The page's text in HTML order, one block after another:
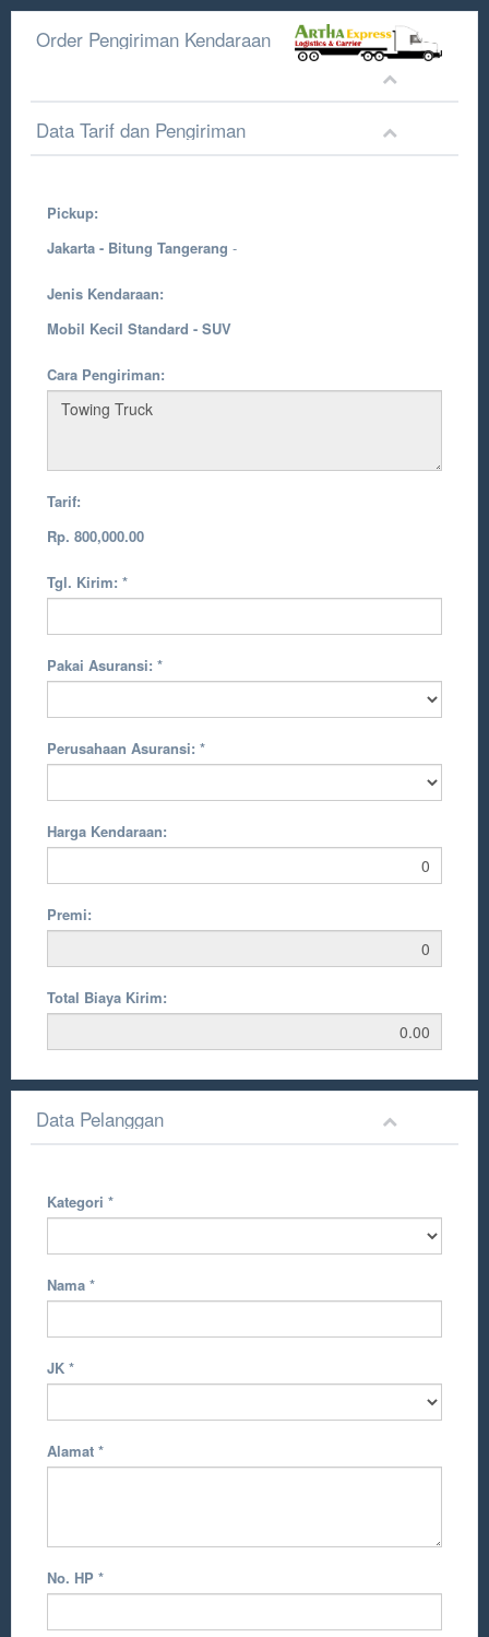
Order Pengiriman Kendaraan
Data Tarif dan Pengiriman
Pickup:
Jakarta - Bitung Tangerang -
Jenis Kendaraan:
Mobil Kecil Standard - SUV
Cara Pengiriman:
Tarif:
Rp. 800,000.00
Tgl. Kirim: *
Pakai Asuransi: *
Perusahaan Asuransi: *
Harga Kendaraan:
Premi:
Total Biaya Kirim:
Data Pelanggan
Kategori *
Nama *
JK *
Alamat *
No. HP *